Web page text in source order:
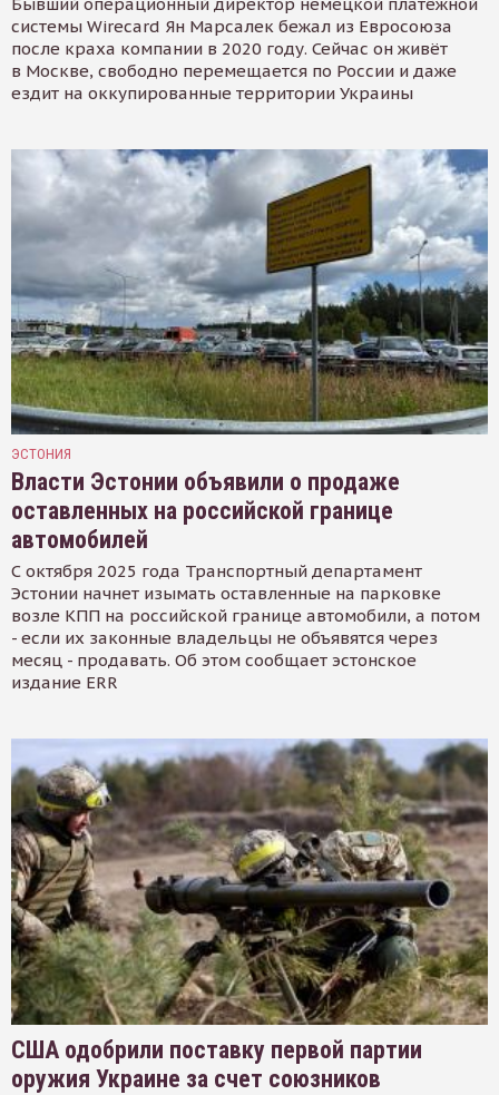
системы Wirecard Ян Марсалек бежал из Евросоюза
после краха компании в 2020 году. Сейчас он живёт
в Москве, свободно перемещается по России и даже
ездит на оккупированные территории Украины
ЭСТОНИЯ
Власти Эстонии объявили о продаже
оставленных на российской границе
автомобилей
С октября 2025 года Транспортный департамент
Эстонии начнет изымать оставленные на парковке
возле КПП на российской границе автомобили, а потом
- если их законные владельцы не объявятся через
месяц - продавать. Об этом сообщает эстонское
издание ERR
США одобрили поставку первой партии
оружия Украине за счет союзников